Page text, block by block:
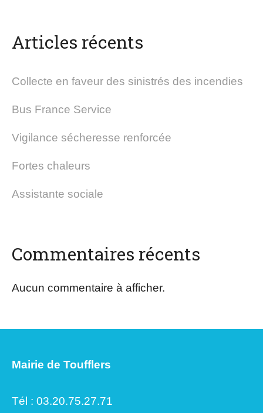
Articles récents
Collecte en faveur des sinistrés des incendies
Bus France Service
Vigilance sécheresse renforcée
Fortes chaleurs
Assistante sociale
Commentaires récents
Aucun commentaire à afficher.
Mairie de Toufflers
Tél : 03.20.75.27.71